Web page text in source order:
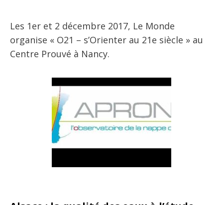
Les 1er et 2 décembre 2017, Le Monde
organise « O21 – s’Orienter au 21e siècle » au
Centre Prouvé à Nancy.